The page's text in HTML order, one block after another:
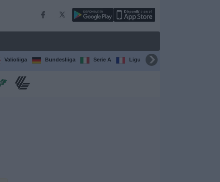
Valioliiga Bundesliiga Serie A Ligue 1